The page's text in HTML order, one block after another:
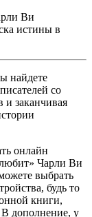
Ви
истины в
найдете
со
и заканчивая
онлайн
Чарли Ви
выбрать
будь то
книги,
дополнение, у